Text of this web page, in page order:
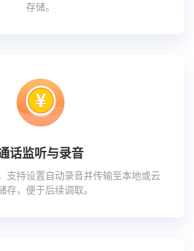
存储。
话监听与录音
支持设置自动录音并传输至本地或云
存，便于后续调取。